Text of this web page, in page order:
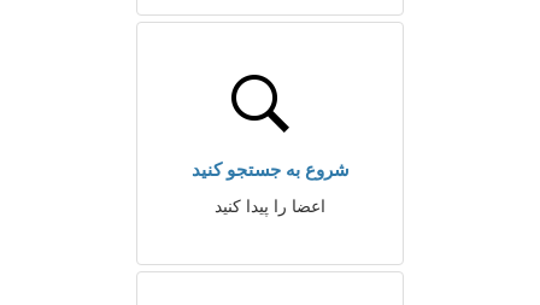
شروع به جستجو کنید
اعضا را پیدا کنید